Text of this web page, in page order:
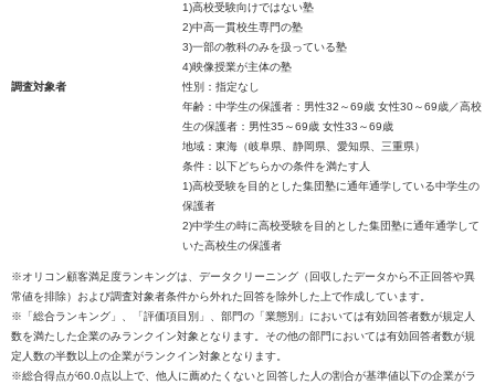
1)高校受験向けではない塾
2)中高一貫校生専門の塾
3)一部の教科のみを扱っている塾
4)映像授業が主体の塾
調査対象者
性別：指定なし
年齢：中学生の保護者：男性32～69歳 女性30～69歳／高校
生の保護者：男性35～69歳 女性33～69歳
地域：東海（岐阜県、静岡県、愛知県、三重県）
条件：以下どちらかの条件を満たす人
1)高校受験を目的とした集団塾に通年通学している中学生の
保護者
2)中学生の時に高校受験を目的とした集団塾に通年通学して
いた高校生の保護者
※オリコン顧客満足度ランキングは、データクリーニング（回収したデータから不正回答や異
常値を排除）および調査対象者条件から外れた回答を除外した上で作成しています。
※「総合ランキング」、「評価項目別」、部門の「業態別」においては有効回答者数が規定人
数を満たした企業のみランクイン対象となります。その他の部門においては有効回答者数が規
定人数の半数以上の企業がランクイン対象となります。
※総合得点が60.0点以上で、他人に薦めたくないと回答した人の割合が基準値以下の企業がラ